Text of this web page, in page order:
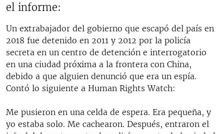
el informe:
Un extrabajador del gobierno que escapó del país en
2018 fue detenido en 2011 y 2012 por la policía
secreta en un centro de detención e interrogatorio
en una ciudad próxima a la frontera con China,
debido a que alguien denunció que era un espía.
Contó lo siguiente a Human Rights Watch:
Me pusieron en una celda de espera. Era pequeña, y
yo estaba solo. Me cachearon. Después, entraron el